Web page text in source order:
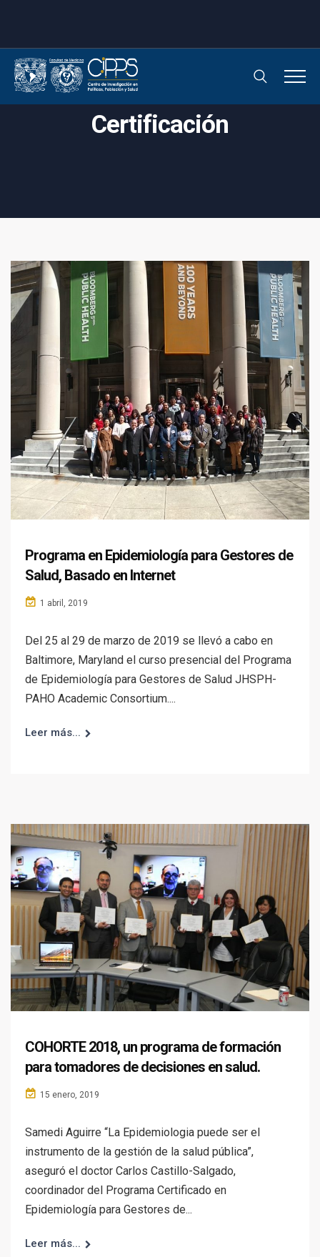
Certificación
Programa en Epidemiología para Gestores de
Salud, Basado en Internet
1 abril, 2019
Del 25 al 29 de marzo de 2019 se llevó a cabo en
Baltimore, Maryland el curso presencial del Programa
de Epidemiología para Gestores de Salud JHSPH-
PAHO Academic Consortium....
Leer más...
COHORTE 2018, un programa de formación
para tomadores de decisiones en salud.
15 enero, 2019
Samedi Aguirre “La Epidemiologia puede ser el
instrumento de la gestión de la salud pública”,
aseguró el doctor Carlos Castillo-Salgado,
coordinador del Programa Certificado en
Epidemiología para Gestores de...
Leer más...